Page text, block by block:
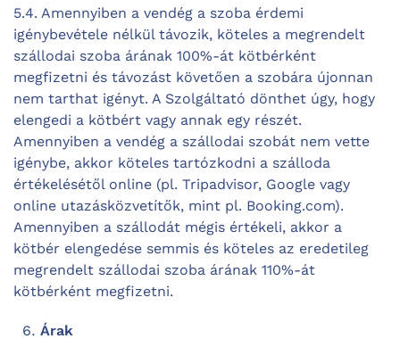
5.4. Amennyiben a vendég a szoba érdemi
igénybevétele nélkül távozik, köteles a megrendelt
szállodai szoba árának 100%-át kötbérként
megfizetni és távozást követően a szobára újonnan
nem tarthat igényt. A Szolgáltató dönthet úgy, hogy
elengedi a kötbért vagy annak egy részét.
Amennyiben a vendég a szállodai szobát nem vette
igénybe, akkor köteles tartózkodni a szálloda
értékelésétől online (pl. Tripadvisor, Google vagy
online utazásközvetítők, mint pl. Booking.com).
Amennyiben a szállodát mégis értékeli, akkor a
kötbér elengedése semmis és köteles az eredetileg
megrendelt szállodai szoba árának 110%-át
kötbérként megfizetni.
Árak